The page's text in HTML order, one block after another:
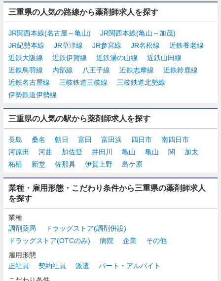
三重県の人気の路線から薬剤師求人を探す
JR関西本線(名古屋～亀山)
JR関西本線(亀山～加茂)
JR紀勢本線
JR草津線 JR参宮線 JR名松線
近鉄養老線
近鉄大阪線
近鉄伊賀線 近鉄湯の山線
近鉄山田線
近鉄鳥羽線
内部線 八王子線 近鉄志摩線
近鉄鈴鹿線
近鉄名古屋線
三岐鉄道三岐線
三岐鉄道北勢線
伊勢鉄道伊勢線
三重県の人気の駅から薬剤師求人を探す
長島 桑名 朝日 富田 富田浜 四日市
南四日市
河原田
河曲 加佐登 井田川 亀山 亀山 関
加太
柘植
新堂 佐那具 伊賀上野 島ケ原
業種・雇用形態・こだわり条件から三重県の薬剤師求人
を探す
業種
調剤薬局
ドラッグストア(調剤併設)
ドラッグストア(OTCのみ)
病院 企業
その他
雇用形態
正社員
契約社員 派遣
パート・アルバイト